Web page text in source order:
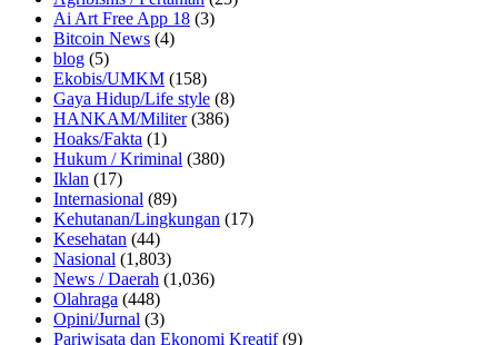
Ai Art Free App 18 (3)
Bitcoin News (4)
blog (5)
Ekobis/UMKM (158)
Gaya Hidup/Life style (8)
HANKAM/Militer(386)
Hoaks/Fakta (1)
Hukum / Kriminal (380)
Iklan (17)
Internasional (89)
Kehutanan/Lingkungan (17)
Kesehatan (44)
Nasional (1,803)
News / Daerah (1,036)
Olahraga (448)
Opini/Jurnal (3)
Pariwisata dan Ekonomi Kreatif(9)